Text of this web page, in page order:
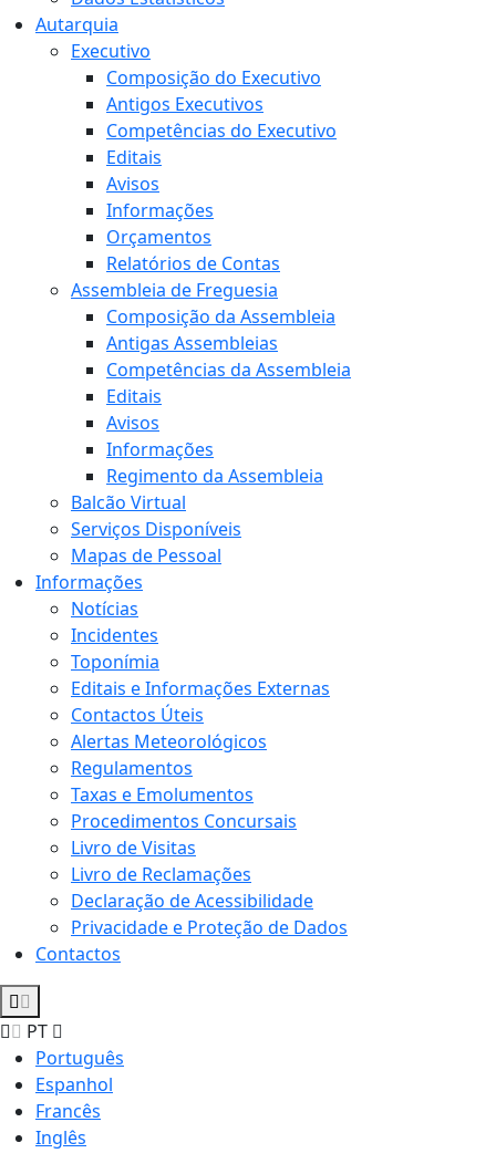
Autarquia
Executivo
Composição do Executivo
Antigos Executivos
Competências do Executivo
Editais
Avisos
Informações
Orçamentos
Relatórios de Contas
Assembleia de Freguesia
Composição da Assembleia
Antigas Assembleias
Competências da Assembleia
Editais
Avisos
Informações
Regimento da Assembleia
Balcão Virtual
Serviços Disponíveis
Mapas de Pessoal
Informações
Notícias
Incidentes
Toponímia
Editais e Informações Externas
Contactos Úteis
Alertas Meteorológicos
Regulamentos
Taxas e Emolumentos
Procedimentos Concursais
Livro de Visitas
Livro de Reclamações
Declaração de Acessibilidade
Privacidade e Proteção de Dados
Contactos
PT
Português
Espanhol
Francês
Inglês